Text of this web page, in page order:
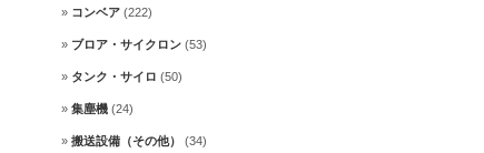
コンベア(222)
ブロア・サイクロン(53)
タンク・サイロ (50)
集塵機(24)
搬送設備（その他） (34)